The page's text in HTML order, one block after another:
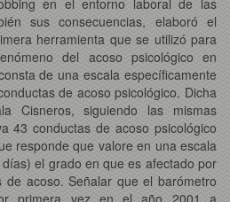
sus consecuencias, elaboró el
herramienta que se utilizó para
del acoso psicológico en
de una escala específicamente
de acoso psicológico. Dicha
Cisneros, siguiendo las mismas
43 conductas de acoso psicológico
responde que valore en una escala
el grado en que es afectado por
acoso. Señalar que el barómetro
primera vez en el año 2001 a